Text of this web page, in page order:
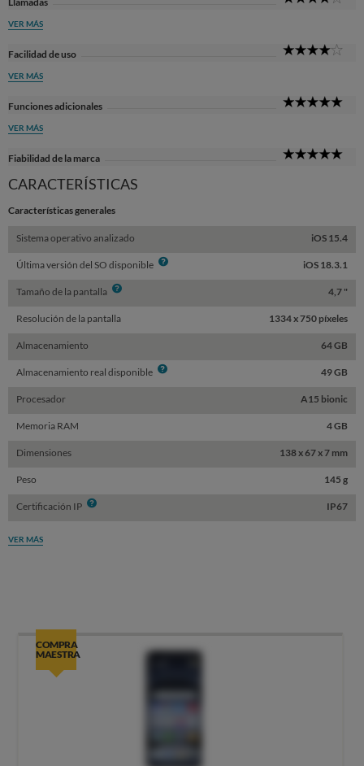
VER MÁS
Facilidad de uso
VER MÁS
Funciones adicionales
VER MÁS
Fiabilidad de la marca
CARACTERÍSTICAS
Características generales
Sistema operativo analizado iOS 15.4
Última versión del SO disponible Info iOS 18.3.1
Tamaño de la pantalla Info 4,7 "
Resolución de la pantalla 1334 x 750 píxeles
Almacenamiento 64 GB
Almacenamiento real disponible Info 49 GB
Procesador A15 bionic
Memoria RAM 4 GB
Dimensiones 138 x 67 x 7 mm
Peso 145 g
Certificación IP Info IP67
VER MÁS
COMPRA
MAESTRA